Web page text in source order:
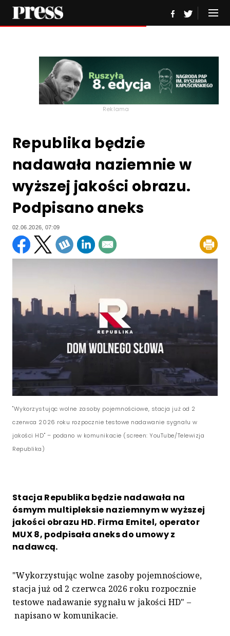
Reklama
Republika będzie
nadawała naziemnie w
wyższej jakości obrazu.
Podpisano aneks
02.06.2026, 07:09
"Wykorzystując wolne zasoby pojemnościowe, stacja już od 2
czerwca 2026 roku rozpocznie testowe nadawanie sygnału w
jakości HD" – podano w komunikacie (screen: YouTube/Telewizja
Republika)
Stacja Republika będzie nadawała na
ósmym multipleksie naziemnym w wyższej
jakości obrazu HD. Firma Emitel, operator
MUX 8, podpisała aneks do umowy z
nadawcą.
"Wykorzystując wolne zasoby pojemnościowe,
stacja już od 2 czerwca 2026 roku rozpocznie
testowe nadawanie sygnału w jakości HD" –
napisano w komunikacie.